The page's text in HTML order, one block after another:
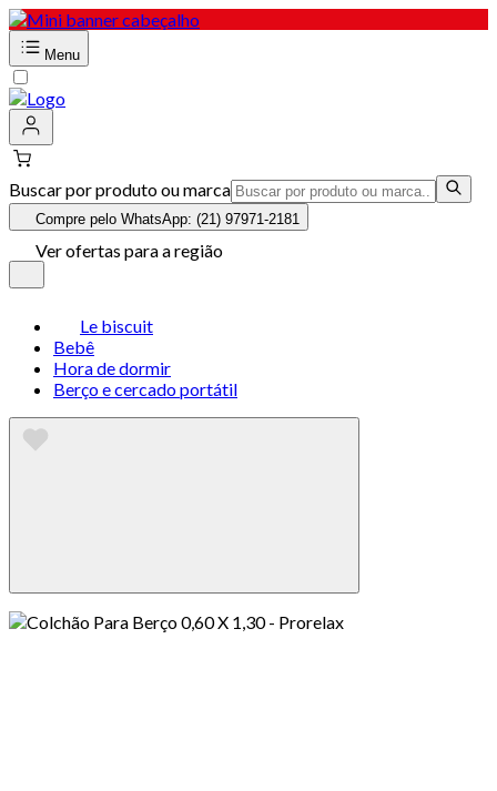
Menu
Buscar por produto ou marca
Compre pelo WhatsApp: (21) 97971-2181
Ver ofertas para a região
Le biscuit
Bebê
Hora de dormir
Berço e cercado portátil